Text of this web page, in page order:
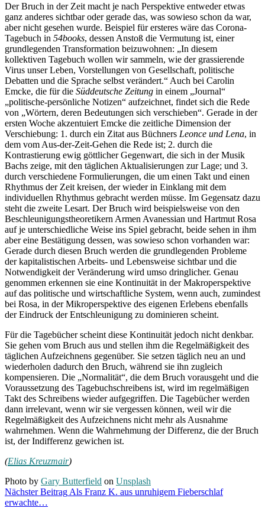
Der Bruch in der Zeit macht je nach Perspektive entweder etwas
ganz anderes sichtbar oder gerade das, was sowieso schon da war,
aber nicht gesehen wurde. Beispiel für ersteres wäre das Corona-
Tagebuch in 54books, dessen Anstoß die Vermutung ist, einer
grundlegenden Transformation beizuwohnen: „In diesem
kollektiven Tagebuch wollen wir sammeln, wie der grassierende
Virus unser Leben, Vorstellungen von Gesellschaft, politische
Debatten und die Sprache selbst verändert.“ Auch bei Carolin
Emcke, die für die Süddeutsche Zeitung in einem „Journal“
„politische-persönliche Notizen“ aufzeichnet, findet sich die Rede
von „Wörtern, deren Bedeutungen sich verschieben“. Gerade in der
ersten Woche akzentuiert Emcke die zeitliche Dimension der
Verschiebung: 1. durch ein Zitat aus Büchners Leonce und Lena, in
dem vom Aus-der-Zeit-Gehen die Rede ist; 2. durch die
Kontrastierung ewig göttlicher Gegenwart, die sich in der Musik
Bachs zeige, mit den täglichen Aktualisierungen zur Lage; und 3.
durch verschiedene Formulierungen, die um einen Takt und einen
Rhythmus der Zeit kreisen, der wieder in Einklang mit dem
individuellen Rhythmus gebracht werden müsse. Im Gegensatz dazu
steht die zweite Lesart. Der Bruch wird beispielsweise von den
Beschleunigungstheoretikern Armen Avanessian und Hartmut Rosa
auf je unterschiedliche Weise ins Spiel gebracht, beide sehen in ihm
aber eine Bestätigung dessen, was sowieso schon vorhanden war:
Gerade durch diesen Bruch werden die grundlegenden Probleme
der kapitalistischen Arbeits- und Lebensweise sichtbar und die
Notwendigkeit der Veränderung wird umso dringlicher. Genau
genommen erkennen sie eine Kontinuität in der Makroperspektive
auf das politische und wirtschaftliche System, wenn auch, zumindest
bei Rosa, in der Mikroperspektive des eigenen Erlebens ebenfalls
der Eindruck der Entschleunigung zu dominieren scheint.
Für die Tagebücher scheint diese Kontinuität jedoch nicht denkbar.
Sie gehen vom Bruch aus und stellen ihm die Regelmäßigkeit des
täglichen Aufzeichnens gegenüber. Sie setzen täglich neu an und
wiederholen dadurch den Bruch, während sie ihn zugleich
kompensieren. Die „Normalität“, die dem Bruch vorausgeht und die
Voraussetzung des Tagebuchschreibens ist, wird im regelmäßigen
Takt des Schreibens wieder aufgegriffen. Die Tagebücher werden
dann irrelevant, wenn wir sie vergessen können, weil wir die
Regelmäßigkeit des Aufzeichnens nicht mehr als Ausnahme
wahrnehmen. Wenn die Wahrnehmung der Differenz, die der Bruch
ist, der Indifferenz gewichen ist.
(Elias Kreuzmair)
Photo by Gary Butterfield on Unsplash
Beitragsnavigation
Nächster Beitrag Als Franz K. aus unruhigem Fieberschlaf
erwachte…